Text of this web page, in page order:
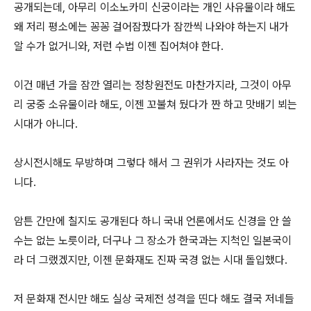
공개되는데, 아무리 이소노카미 신궁이라는 개인 사유물이라 해도
왜 저리 평소에는 꽁꽁 걸어잠꿨다가 잠깐씩 나와야 하는지 내가
알 수가 없거니와, 저런 수법 이젠 집어쳐야 한다.
이건 매년 가을 잠깐 열리는 정창원전도 마찬가지라, 그것이 아무
리 궁중 소유물이라 해도, 이젠 꼬불쳐 뒀다가 짠 하고 맛배기 뵈는
시대가 아니다.
상시전시해도 무방하며 그렇다 해서 그 권위가 사라자는 것도 아
니다.
암튼 간만에 칠지도 공개된다 하니 국내 언론에서도 신경을 안 쓸
수는 없는 노릇이라, 더구나 그 장소가 한국과는 지척인 일본국이
라 더 그랬겠지만, 이젠 문화재도 진짜 국경 없는 시대 돌입했다.
저 문화재 전시만 해도 실상 국제전 성격을 띤다 해도 결국 저네들